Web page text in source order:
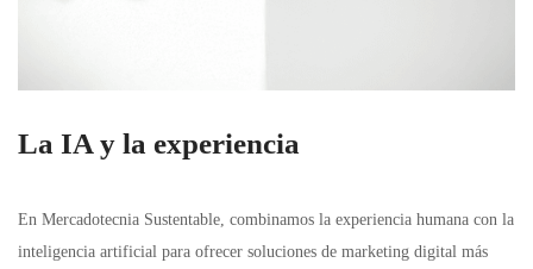
La IA y la experiencia
En Mercadotecnia Sustentable, combinamos la experiencia humana con la
inteligencia artificial para ofrecer soluciones de marketing digital más